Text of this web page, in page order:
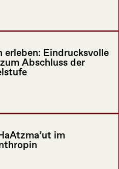
erleben: Eindrucksvolle
Abschluss der
im